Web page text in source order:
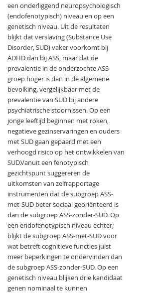
een onderliggend neuropsychologisch
(endofenotypisch) niveau en op een
genetisch niveau. Uit de resultaten
blijkt dat verslaving (Substance Use
Disorder, SUD) vaker voorkomt bij
ADHD dan bij ASS, maar dat de
prevalentie in de onderzochte ASS
groep hoger is dan in de algemene
bevolking, vergelijkbaar met de
prevalentie van SUD bij andere
psychiatrische stoornissen. Op een
jonge leeftijd beginnen met roken,
negatieve gezinservaringen en ouders
met SUD gaan gepaard met een
verhoogd risico op het ontwikkelen van
SUD.Vanuit een fenotypisch
gezichtspunt suggereren de
uitkomsten van zelfrapportage
instrumenten dat de subgroep ASS-
met-SUD beter sociaal georiënteerd is
dan de subgroep ASS-zonder-SUD. Op
een endofenotypisch niveau echter,
blijkt de subgroep ASS-met-SUD voor
wat betreft cognitieve functies juist
meer beperkingen te ondervinden dan
de subgroep ASS-zonder-SUD. Op een
genetisch niveau blijken drie kandidaat
genen nominaal te kunnen